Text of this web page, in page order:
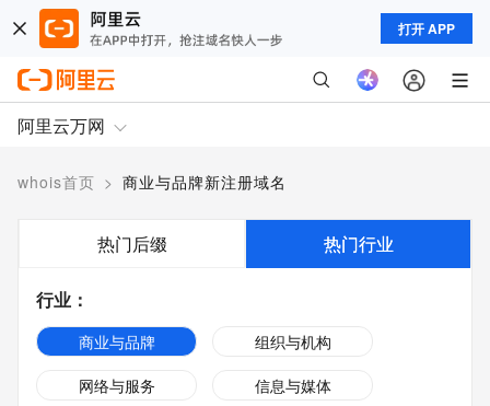
打开 APP
阿里云万网
whois首页 > 商业与品牌新注册域名
热门后缀 热门行业
行业 ：
商业与品牌
组织与机构
网络与服务
信息与媒体